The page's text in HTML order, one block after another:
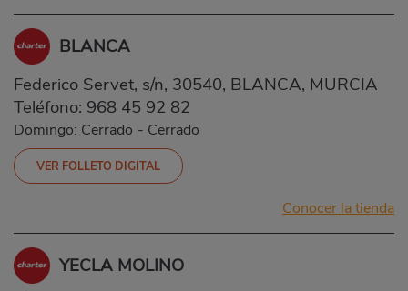
BLANCA
Federico Servet, s/n, 30540, BLANCA, MURCIA
Teléfono: 968 45 92 82
Domingo: Cerrado - Cerrado
VER FOLLETO DIGITAL
Conocer la tienda
YECLA MOLINO